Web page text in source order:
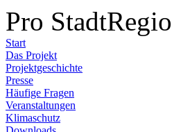
Pro
Start
Das Projekt
Projektgeschichte
Presse
Häufige Fragen
Veranstaltungen
Klimaschutz